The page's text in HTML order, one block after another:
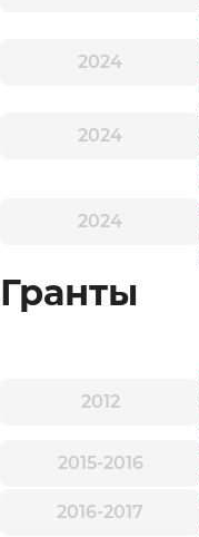
2024
2024
2024
Гранты
2012
2015-2016
2016-2017